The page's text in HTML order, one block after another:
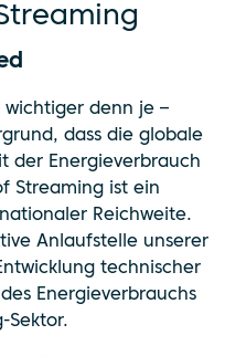
wichtiger denn je –
dass die globale
der Energieverbrauch
Streaming ist ein
Reichweite.
Anlaufstelle unserer
technischer
Energieverbrauchs
Sektor.